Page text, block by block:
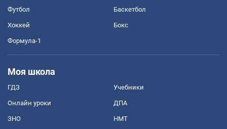
Футбол Баскетбол
Хоккей Бокс
Формула-1
Моя школа
ГДЗ Учебники
Онлайн уроки ДПА
ЗНО НМТ